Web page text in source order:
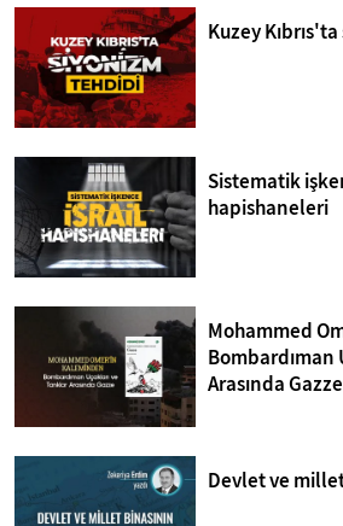
Kuzey
Sistematik
hapishaneleri
Mohammed
Bombardıman
Arasında Gazze
Devlet ve